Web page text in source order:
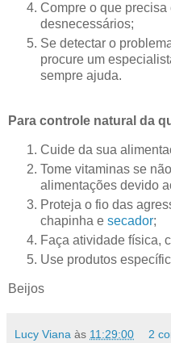
Compre o que precisa
desnecessários;
Se detectar o
procure um
sempre ajuda.
Para controle natural da
Cuide da sua
Tome vitaminas se
alimentações devido
Proteja o fio das
chapinha e secador;
Faça atividade física,
Use produtos
Beijos
Lucy Viana às 11:29:00 2